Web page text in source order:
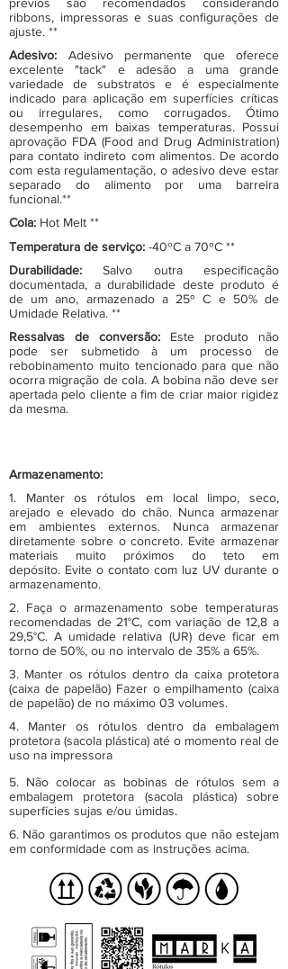
ribbons, impressoras e suas configurações de
ajuste. **
Adesivo: Adesivo permanente que oferece
excelente "tack" e adesão a uma grande
variedade de substratos e é especialmente
indicado para aplicação em superfícies críticas
ou irregulares, como corrugados. Ótimo
desempenho em baixas temperaturas. Possui
aprovação FDA (Food and Drug Administration)
para contato indireto com alimentos. De acordo
com esta regulamentação, o adesivo deve estar
separado do alimento por uma barreira
funcional.**
Cola: Hot Melt **
Temperatura de serviço: -40ºC a 70ºC **
Durabilidade:Salvo outra especificação
documentada, a durabilidade deste produto é
de um ano, armazenado a 25º C e 50% de
Umidade Relativa. **
Ressalvas de conversão: Este produto não
pode ser submetido à um processo de
rebobinamento muito tencionado para que não
ocorra migração de cola. A bobina não deve ser
apertada pelo cliente a fim de criar maior rigidez
da mesma.
Armazenamento:
1. Manter os rótulos em local limpo, seco,
arejado e elevado do chão. Nunca armazenar
em ambientes externos. Nunca armazenar
diretamente sobre o concreto. Evite armazenar
materiais muito próximos do teto em
depósito. Evite o contato com luz UV durante o
armazenamento.
2. Faça o armazenamento sobe temperaturas
recomendadas de 21°C, com variação de 12,8 a
29,5°C. A umidade relativa (UR) deve ficar em
torno de 50%, ou no intervalo de 35% a 65%.
3. Manter os rótulos dentro da caixa protetora
(caixa de papelão) Fazer o empilhamento (caixa
de papelão) de no máximo 03 volumes.
4. Manter os rótulos dentro da embalagem
protetora (sacola plástica) até o momento real de
uso na impressora
5. Não colocar as bobinas de rótulos sem a
embalagem protetora (sacola plástica) sobre
superfícies sujas e/ou úmidas.
6. Não garantimos os produtos que não estejam
em conformidade com as instruções acima.